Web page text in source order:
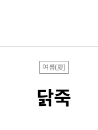
여름(夏)
닭죽